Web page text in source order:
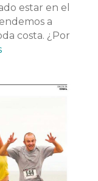
estar en el
a
costa. ¿Por